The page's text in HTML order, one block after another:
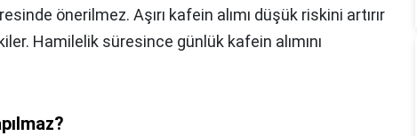
önerilmez. Aşırı kafein alımı düşük riskini artırır
Hamilelik süresince günlük kafein alımını